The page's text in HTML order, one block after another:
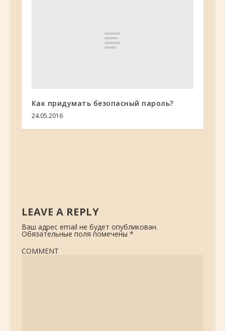
Как придумать безопасный пароль?
24.05.2016
LEAVE A REPLY
Ваш адрес email не будет опубликован.
Обязательные поля помечены *
COMMENT